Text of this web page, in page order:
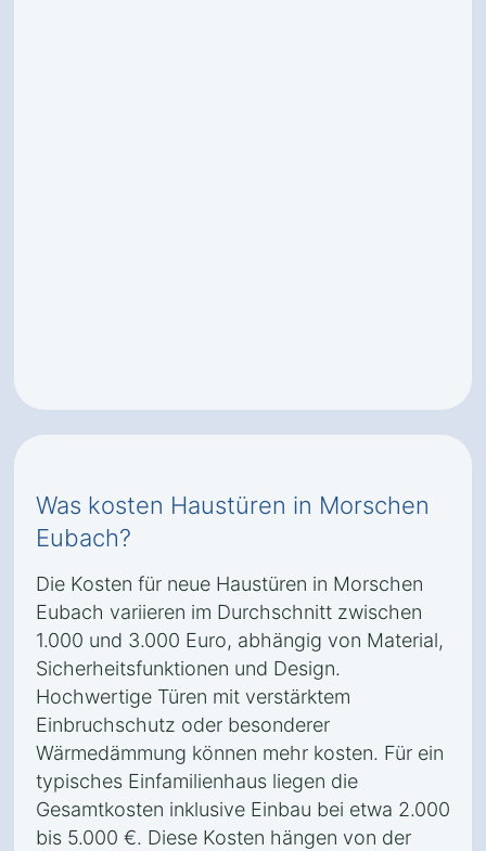
Was kosten Haustüren in Morschen
Eubach?
Die Kosten für neue Haustüren in Morschen
Eubach variieren im Durchschnitt zwischen
1.000 und 3.000 Euro, abhängig von Material,
Sicherheitsfunktionen und Design.
Hochwertige Türen mit verstärktem
Einbruchschutz oder besonderer
Wärmedämmung können mehr kosten. Für ein
typisches Einfamilienhaus liegen die
Gesamtkosten inklusive Einbau bei etwa 2.000
bis 5.000 €. Diese Kosten hängen von der